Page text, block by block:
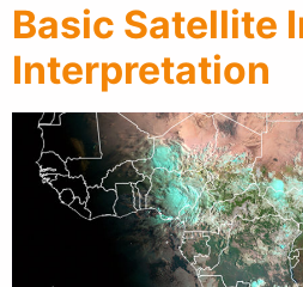
Basic Satellite
Interpretation